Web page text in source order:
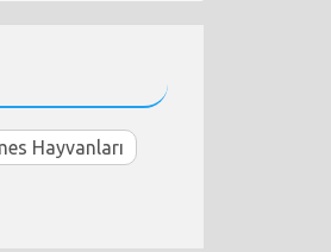
Hayvanları